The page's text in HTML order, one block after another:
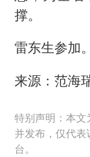
撑。
雷东生参加。
来源：范海
特别声明：本文
并发布，仅代
台。